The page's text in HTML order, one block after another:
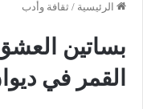
الرئيسية / ثقافة وأدب
بساتين
القمر في